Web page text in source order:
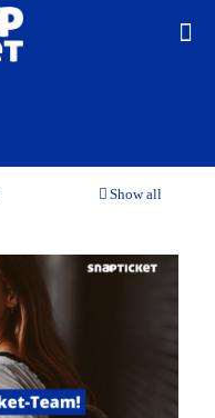
Show all